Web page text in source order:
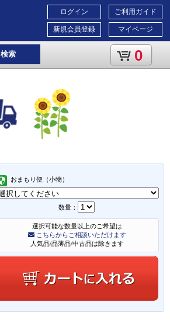
ご利用ガイド
マイページ
ログイン
新規会員登録
検索 0
おまもり便（小物）
数量：
選択可能な数量以上のご希望は
こちらからご相談いただけます
人気品/品薄品/中古品は除きます